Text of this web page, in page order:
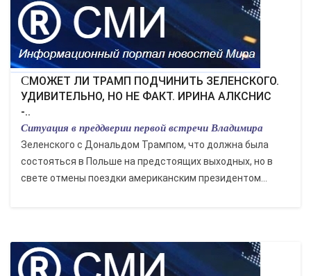
СМОЖЕТ ЛИ ТРАМП ПОДЧИНИТЬ ЗЕЛЕНСКОГО.
УДИВИТЕЛЬНО, НО НЕ ФАКТ. ИРИНА АЛКСНИС
-..
Ситуация в преддверии первой встречи Владимира
Зеленского с Дональдом Трампом, что должна была
состояться в Польше на предстоящих выходных, но в
свете отмены поездки американским президентом...